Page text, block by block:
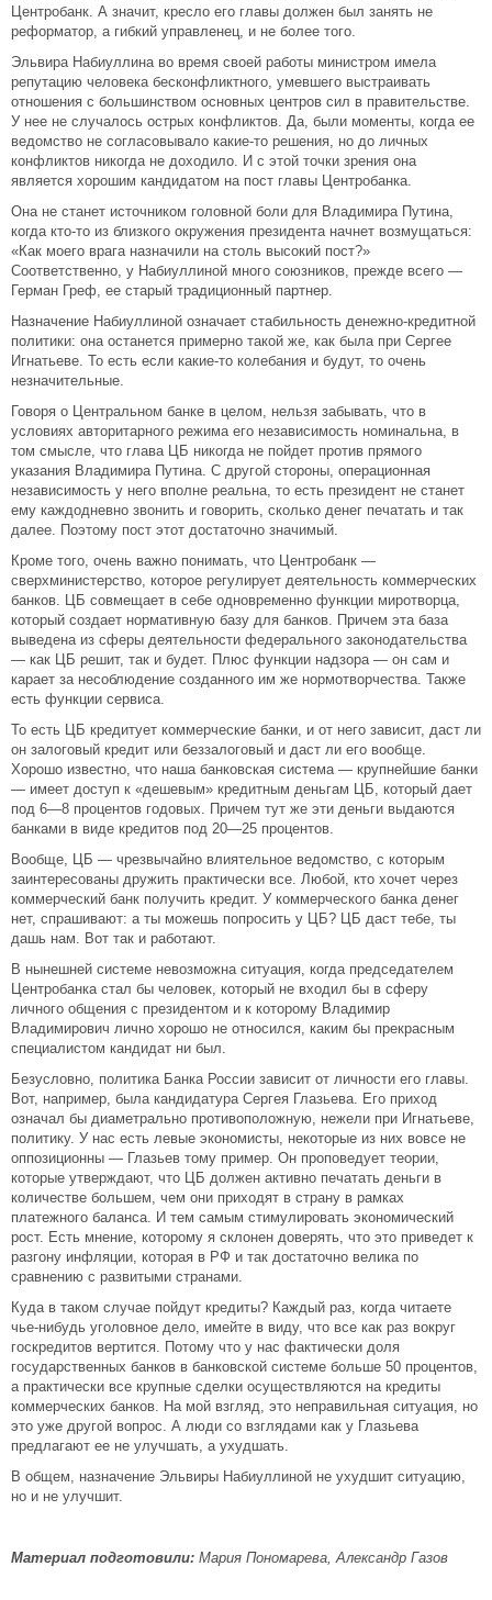
Центробанк. А значит, кресло его главы должен был занять не
реформатор, а гибкий управленец, и не более того.
Эльвира Набиуллина во время своей работы министром имела
репутацию человека бесконфликтного, умевшего выстраивать
отношения с большинством основных центров сил в правительстве.
У нее не случалось острых конфликтов. Да, были моменты, когда ее
ведомство не согласовывало какие-то решения, но до личных
конфликтов никогда не доходило. И с этой точки зрения она
является хорошим кандидатом на пост главы Центробанка.
Она не станет источником головной боли для Владимира Путина,
когда кто-то из близкого окружения президента начнет возмущаться:
«Как моего врага назначили на столь высокий пост?»
Соответственно, у Набиуллиной много союзников, прежде всего —
Герман Греф, ее старый традиционный партнер.
Назначение Набиуллиной означает стабильность денежно-кредитной
политики: она останется примерно такой же, как была при Сергее
Игнатьеве. То есть если какие-то колебания и будут, то очень
незначительные.
Говоря о Центральном банке в целом, нельзя забывать, что в
условиях авторитарного режима его независимость номинальна, в
том смысле, что глава ЦБ никогда не пойдет против прямого
указания Владимира Путина. С другой стороны, операционная
независимость у него вполне реальна, то есть президент не станет
ему каждодневно звонить и говорить, сколько денег печатать и так
далее. Поэтому пост этот достаточно значимый.
Кроме того, очень важно понимать, что Центробанк —
сверхминистерство, которое регулирует деятельность коммерческих
банков. ЦБ совмещает в себе одновременно функции миротворца,
который создает нормативную базу для банков. Причем эта база
выведена из сферы деятельности федерального законодательства
— как ЦБ решит, так и будет. Плюс функции надзора — он сам и
карает за несоблюдение созданного им же нормотворчества. Также
есть функции сервиса.
То есть ЦБ кредитует коммерческие банки, и от него зависит, даст ли
он залоговый кредит или беззалоговый и даст ли его вообще.
Хорошо известно, что наша банковская система — крупнейшие банки
— имеет доступ к «дешевым» кредитным деньгам ЦБ, который дает
под 6—8 процентов годовых. Причем тут же эти деньги выдаются
банками в виде кредитов под 20—25 процентов.
Вообще, ЦБ — чрезвычайно влиятельное ведомство, с которым
заинтересованы дружить практически все. Любой, кто хочет через
коммерческий банк получить кредит. У коммерческого банка денег
нет, спрашивают: а ты можешь попросить у ЦБ? ЦБ даст тебе, ты
дашь нам. Вот так и работают.
В нынешней системе невозможна ситуация, когда председателем
Центробанка стал бы человек, который не входил бы в сферу
личного общения с президентом и к которому Владимир
Владимирович лично хорошо не относился, каким бы прекрасным
специалистом кандидат ни был.
Безусловно, политика Банка России зависит от личности его главы.
Вот, например, была кандидатура Сергея Глазьева. Его приход
означал бы диаметрально противоположную, нежели при Игнатьеве,
политику. У нас есть левые экономисты, некоторые из них вовсе не
оппозиционны — Глазьев тому пример. Он проповедует теории,
которые утверждают, что ЦБ должен активно печатать деньги в
количестве большем, чем они приходят в страну в рамках
платежного баланса. И тем самым стимулировать экономический
рост. Есть мнение, которому я склонен доверять, что это приведет к
разгону инфляции, которая в РФ и так достаточно велика по
сравнению с развитыми странами.
Куда в таком случае пойдут кредиты? Каждый раз, когда читаете
чье-нибудь уголовное дело, имейте в виду, что все как раз вокруг
госкредитов вертится. Потому что у нас фактически доля
государственных банков в банковской системе больше 50 процентов,
а практически все крупные сделки осуществляются на кредиты
коммерческих банков. На мой взгляд, это неправильная ситуация, но
это уже другой вопрос. А люди со взглядами как у Глазьева
предлагают ее не улучшать, а ухудшать.
В общем, назначение Эльвиры Набиуллиной не ухудшит ситуацию,
но и не улучшит.
Материал подготовили: Мария Пономарева, Александр Газов